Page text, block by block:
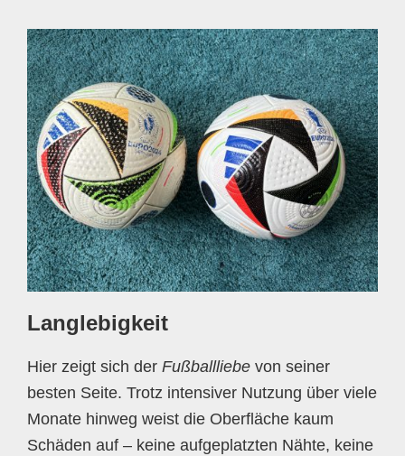
Langlebigkeit
Hier zeigt sich der Fußballliebe von seiner
besten Seite. Trotz intensiver Nutzung über viele
Monate hinweg weist die Oberfläche kaum
Schäden auf – keine aufgeplatzten Nähte, keine